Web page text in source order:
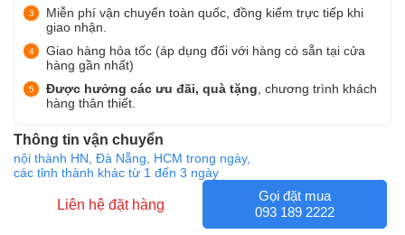
Miễn phí vận chuyển toàn quốc, đồng kiểm trực tiếp khi
giao nhận.
Giao hàng hỏa tốc (áp dụng đối với hàng có sẵn tại cửa
hàng gần nhất)
Được hưởng các ưu đãi, quà tặng , chương trình khách
hàng thân thiết.
Thông tin vận chuyển
nội thành HN, Đà Nẵng, HCM trong ngày,
các tỉnh thành khác từ 1 đến 3 ngày
Liên hệ đặt hàng
Gọi đặt mua
093 189 2222